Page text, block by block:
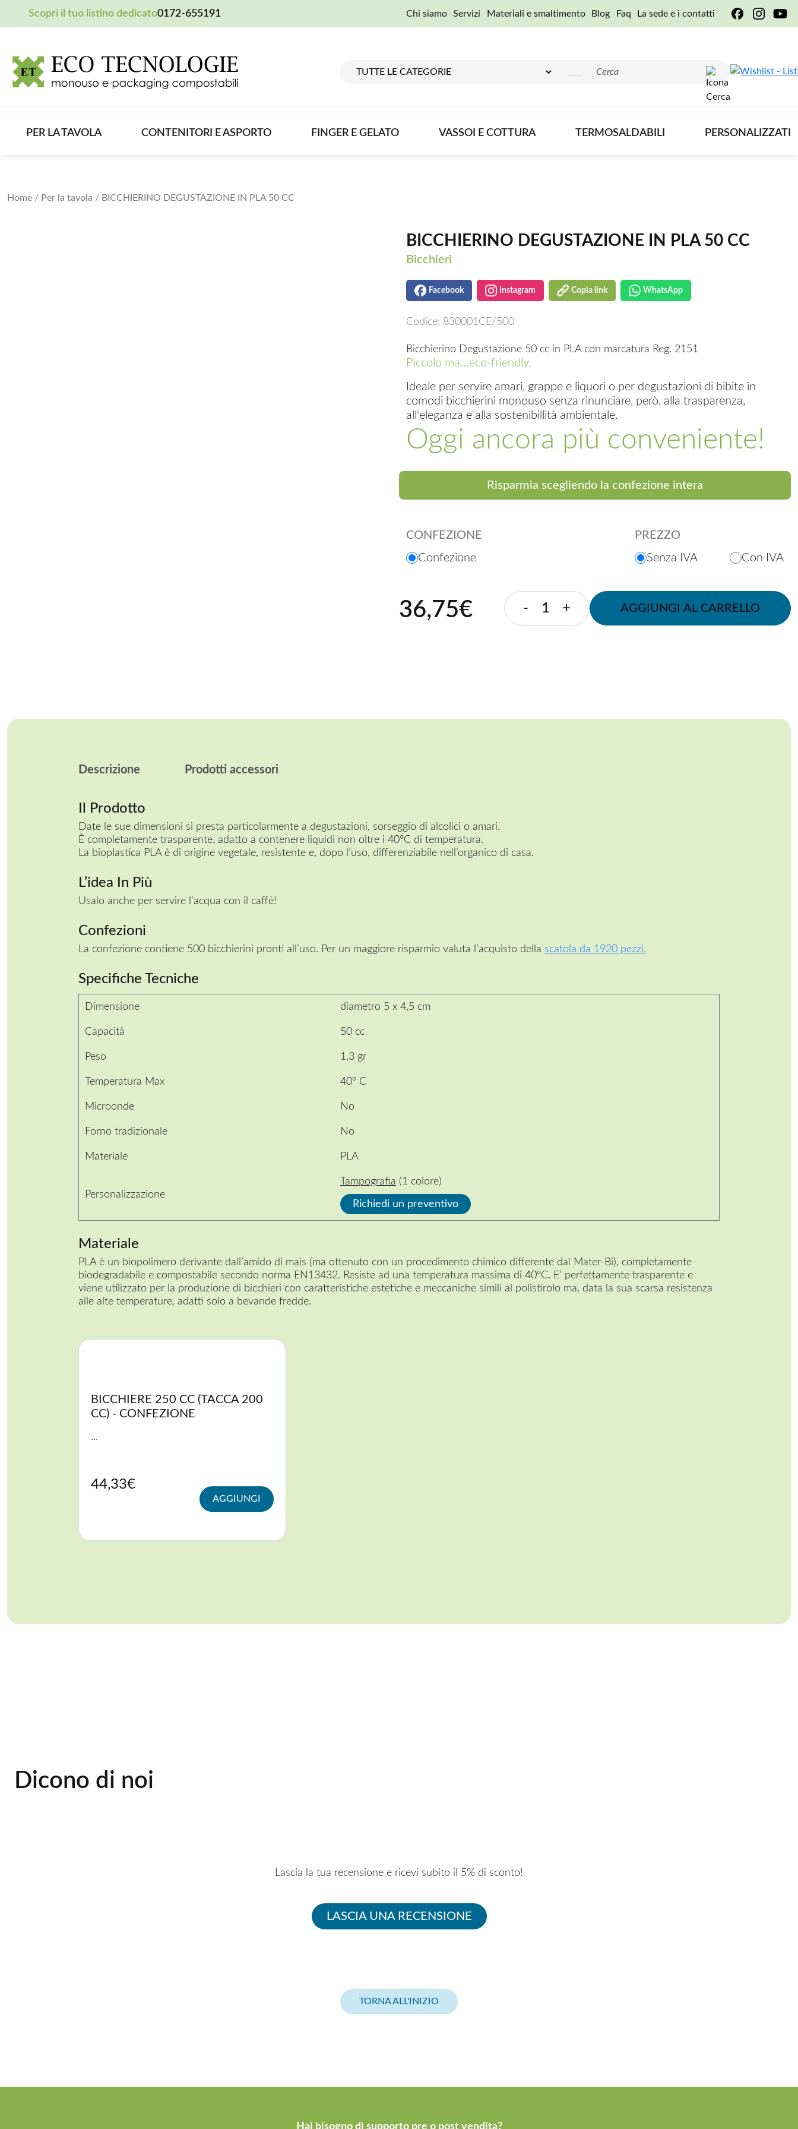
Scopri il tuo listino dedicato0172-655191 Chi siamo Servizi Materiali e smaltimento Blog Faq La sede e i contatti
PER LA TAVOLA CONTENITORI E ASPORTO FINGER E GELATO VASSOI E COTTURA TERMOSALDABILI PERSONALIZZATI
CONTENITORI E ASPORTO
VASSOI E COTTURA
Home / Per la tavola / BICCHIERINO DEGUSTAZIONE IN PLA 50 CC
BICCHIERINO DEGUSTAZIONE IN PLA 50 CC
Bicchieri
Facebook Instagram Copia link WhatsApp
Codice: 830001CE/500
Bicchierino Degustazione 50 cc in PLA con marcatura Reg. 2151
Piccolo ma...eco-friendly.
Ideale per servire amari, grappe e liquori o per degustazioni di bibite in
comodi bicchierini monouso senza rinunciare, però, alla trasparenza,
all'eleganza e alla sostenibillità ambientale.
Oggi ancora più conveniente!
Risparmia scegliendo la confezione intera
CONFEZIONE
PREZZO
Confezione
Senza IVA Con IVA
36,75€ -
BICCHIERINO
DEGUSTAZIONE
+ AGGIUNGI AL CARRELLO
Descrizione Prodotti accessori
Il Prodotto
Date le sue dimensioni si presta particolarmente a degustazioni, sorseggio di alcolici o amari.
È completamente trasparente, adatto a contenere liquidi non oltre i 40°C di temperatura.
La bioplastica PLA è di origine vegetale, resistente e, dopo l’uso, differenziabile nell’organico di casa.
L’idea In Più
Usalo anche per servire l’acqua con il caffè!
Confezioni
La confezione contiene 500 bicchierini pronti all’uso. Per un maggiore risparmio valuta l’acquisto della scatola da 1920 pezzi.
Specifiche Tecniche
Dimensione diametro 5 x 4,5 cm
Capacità 50 cc
Peso 1,3 gr
Temperatura Max 40° C
Microonde No
Forno tradizionale No
Materiale PLA
Personalizzazione
Tampografia (1 colore)
Richiedi un preventivo
Materiale
PLA è un biopolimero derivante dall’amido di mais (ma ottenuto con un procedimento chimico differente dal Mater-Bi), completamente
biodegradabile e compostabile secondo norma EN13432. Resiste ad una temperatura massima di 40°C. E’ perfettamente trasparente e
viene utilizzato per la produzione di bicchieri con caratteristiche estetiche e meccaniche simili al polistirolo ma, data la sua scarsa resistenza
alle alte temperature, adatti solo a bevande fredde.
BICCHIERE 250 CC (TACCA 200
CC) - CONFEZIONE
...
44,33€
AGGIUNGI
Dicono di noi
Lascia la tua recensione e ricevi subito il 5% di sconto!
LASCIA UNA RECENSIONE
TORNA ALL'INIZIO
Hai bisogno di supporto pre o post vendita?